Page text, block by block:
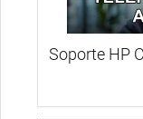
Soporte HP